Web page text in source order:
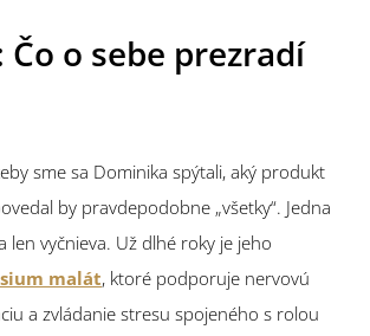
o sebe prezradí
sme sa Dominika spýtali, aký produkt
by pravdepodobne „všetky“. Jedna
len vyčnieva. Už dlhé roky je jeho
malát, ktoré podporuje nervovú
a zvládanie stresu spojeného s rolou